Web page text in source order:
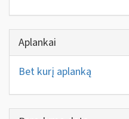
Aplankai
Bet kurį aplanką